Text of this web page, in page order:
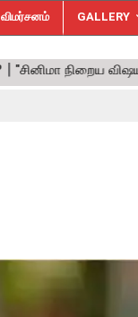
விமர்சனம் GALLERY